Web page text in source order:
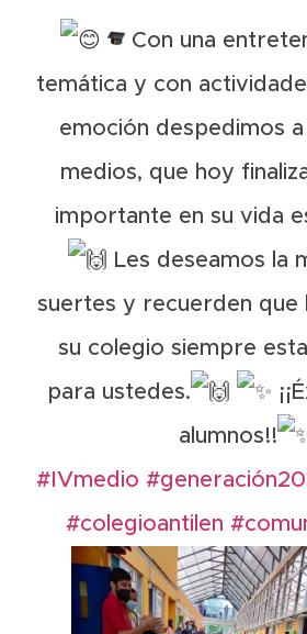
Con una
temática y con
emoción despedimos
medios, que hoy
importante en su vida
Les deseamos la
suertes y recuerden que
su colegio siempre
para ustedes.
alumnos!!
#IVmedio
#colegioantilen